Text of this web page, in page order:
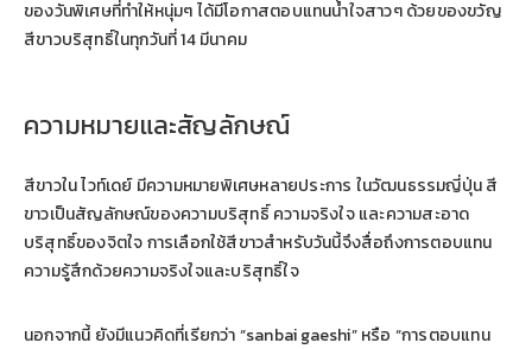
ของวันพิเศษที่ทำให้หนุ่มๆ ได้มีโอกาสตอบแทนน้ำใจสาวๆ ด้วยของขวัญ
สีขาวบริสุทธิ์ในทุกวันที่ 14 มีนาคม
ความหมายและสัญลักษณ์
สีขาวใน ไวท์เดย์ มีความหมายพิเศษหลายประการ ในวัฒนธรรมญี่ปุ่น สี
ขาวเป็นสัญลักษณ์ของความบริสุทธิ์ ความจริงใจ และความสะอาด
บริสุทธิ์ของจิตใจ การเลือกใช้สีขาวสำหรับวันนี้จึงสื่อถึงการตอบแทน
ความรู้สึกด้วยความจริงใจและบริสุทธิ์ใจ
นอกจากนี้ ยังมีแนวคิดที่เรียกว่า “sanbai gaeshi” หรือ “การตอบแทน